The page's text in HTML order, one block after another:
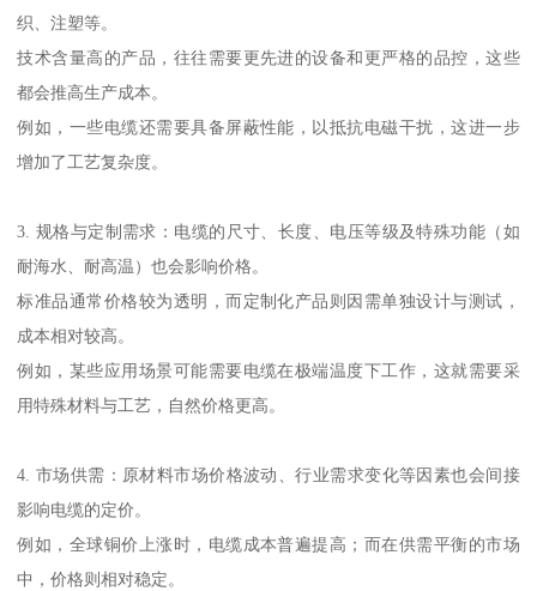
织、注塑等。
技术含量高的产品，往往需要更先进的设备和更严格的品控，这些
都会推高生产成本。
例如，一些电缆还需要具备屏蔽性能，以抵抗电磁干扰，这进一步
增加了工艺复杂度。
3. 规格与定制需求：电缆的尺寸、长度、电压等级及特殊功能（如
耐海水、耐高温）也会影响价格。
标准品通常价格较为透明，而定制化产品则因需单独设计与测试，
成本相对较高。
例如，某些应用场景可能需要电缆在极端温度下工作，这就需要采
用特殊材料与工艺，自然价格更高。
4. 市场供需：原材料市场价格波动、行业需求变化等因素也会间接
影响电缆的定价。
例如，全球铜价上涨时，电缆成本普遍提高；而在供需平衡的市场
中，价格则相对稳定。